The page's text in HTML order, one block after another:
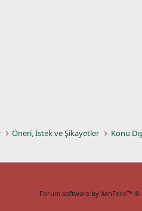
Öneri, İstek ve Şikayetler Konu
Forum software by XenForo™ ©